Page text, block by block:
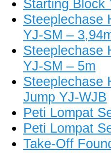
Starting Block
Steeplechase
YJ-SM –
Steeplechase
YJ-SM – 5m
Steeplechase
Jump YJ-WJB
Peti Lompat
Peti Lompat
Take-Off